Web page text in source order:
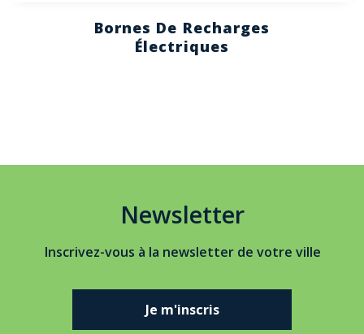
Bornes De Recharges
Électriques
Newsletter
Inscrivez-vous à la newsletter de votre ville
Je m'inscris